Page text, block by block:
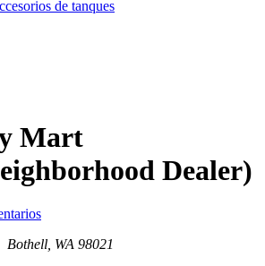
de tanques
Mart
Dealer)
WA 98021